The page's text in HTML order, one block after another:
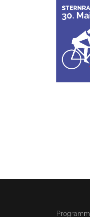
Programm